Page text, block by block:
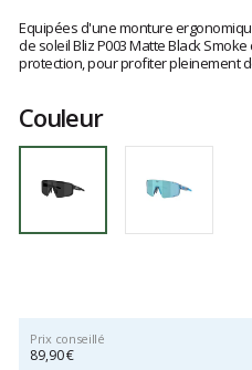
avis
clients
Equipées d'une monture
de soleil Bliz P003 Matte Black
protection, pour profiter pleinement
Couleur
Prix conseillé
89,90 €